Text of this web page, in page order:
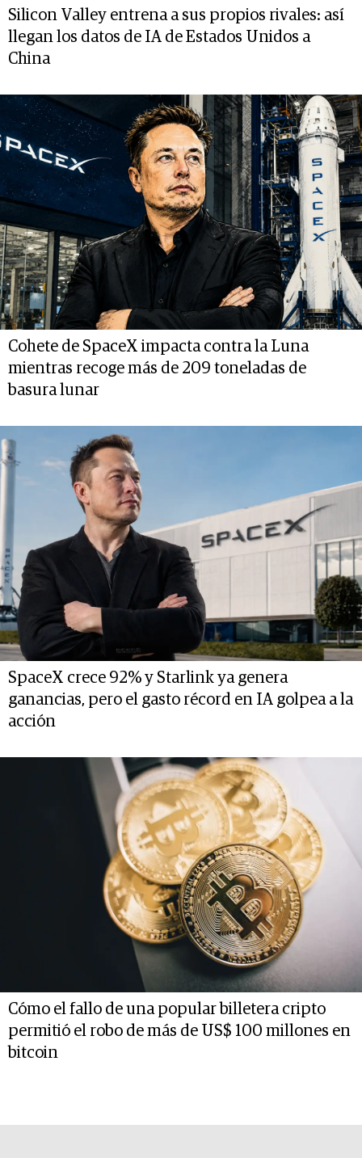
Silicon Valley entrena a sus propios rivales: así
llegan los datos de IA de Estados Unidos a
China
Cohete de SpaceX impacta contra la Luna
mientras recoge más de 209 toneladas de
basura lunar
SpaceX crece 92% y Starlink ya genera
ganancias, pero el gasto récord en IA golpea a la
acción
Cómo el fallo de una popular billetera cripto
permitió el robo de más de US$ 100 millones en
bitcoin